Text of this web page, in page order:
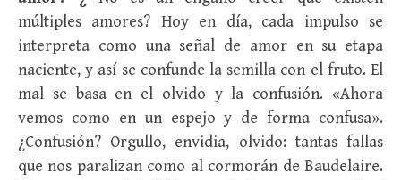
múltiples amores? Hoy en día, cada impulso se
interpreta como una señal de amor en su etapa
naciente, y así se confunde la semilla con el fruto. El
mal se basa en el olvido y la confusión. «Ahora
vemos como en un espejo y de forma confusa».
¿Confusión? Orgullo, envidia, olvido: tantas fallas
que nos paralizan como al cormorán de Baudelaire.